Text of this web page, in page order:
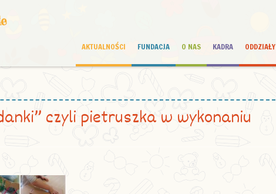
AKTUALNOŚCI FUNDACJA O NAS KADRA ODDZIAŁY
czyli pietruszka w wykonaniu